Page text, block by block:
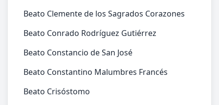
Beato Clemente de los Sagrados Corazones
Beato Conrado Rodríguez Gutiérrez
Beato Constancio de San José
Beato Constantino Malumbres Francés
Beato Crisóstomo